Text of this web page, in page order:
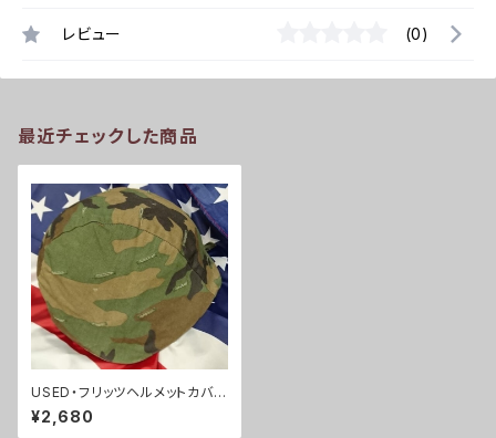
レビュー (0)
最近チェックした商品
USED・フリッツヘルメットカバー
ウッドランド(A0030)
¥2,680